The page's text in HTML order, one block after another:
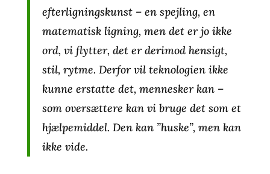
efterligningskunst – en spejling, en
matematisk ligning, men det er jo ikke
ord, vi flytter, det er derimod hensigt,
stil, rytme. Derfor vil teknologien ikke
kunne erstatte det, mennesker kan –
som oversættere kan vi bruge det som et
hjælpemiddel. Den kan ”huske”, men kan
ikke vide.